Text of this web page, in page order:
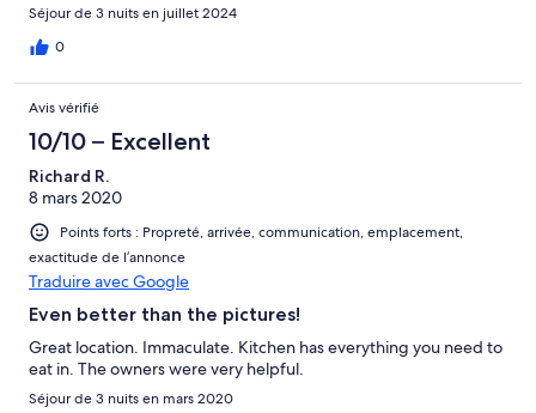
Séjour de 3 nuits en juillet 2024
0
Avis vérifié
10/10 – Excellent
Richard R.
8 mars 2020
Points forts : Propreté, arrivée, communication, emplacement,
exactitude de l’annonce
Traduire avec Google
Even better than the pictures!
Great location. Immaculate. Kitchen has everything you need to
eat in. The owners were very helpful.
Séjour de 3 nuits en mars 2020